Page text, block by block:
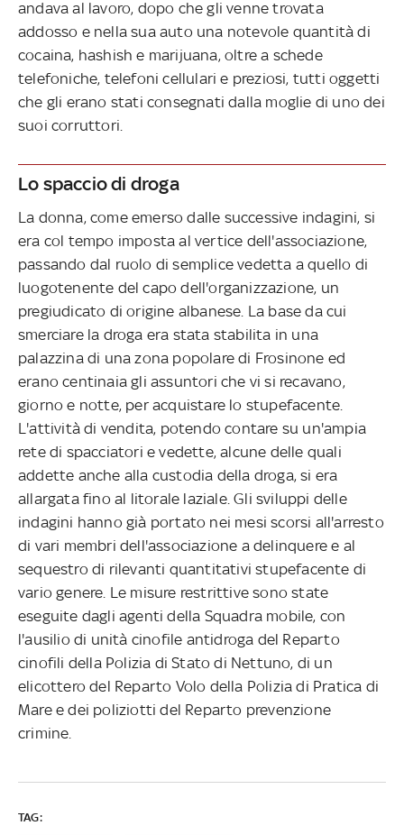
andava al lavoro, dopo che gli venne trovata
addosso e nella sua auto una notevole quantità di
cocaina, hashish e marijuana, oltre a schede
telefoniche, telefoni cellulari e preziosi, tutti oggetti
che gli erano stati consegnati dalla moglie di uno dei
suoi corruttori.
Lo spaccio di droga
La donna, come emerso dalle successive indagini, si
era col tempo imposta al vertice dell'associazione,
passando dal ruolo di semplice vedetta a quello di
luogotenente del capo dell'organizzazione, un
pregiudicato di origine albanese. La base da cui
smerciare la droga era stata stabilita in una
palazzina di una zona popolare di Frosinone ed
erano centinaia gli assuntori che vi si recavano,
giorno e notte, per acquistare lo stupefacente.
L'attività di vendita, potendo contare su un'ampia
rete di spacciatori e vedette, alcune delle quali
addette anche alla custodia della droga, si era
allargata fino al litorale laziale. Gli sviluppi delle
indagini hanno già portato nei mesi scorsi all'arresto
di vari membri dell'associazione a delinquere e al
sequestro di rilevanti quantitativi stupefacente di
vario genere. Le misure restrittive sono state
eseguite dagli agenti della Squadra mobile, con
l'ausilio di unità cinofile antidroga del Reparto
cinofili della Polizia di Stato di Nettuno, di un
elicottero del Reparto Volo della Polizia di Pratica di
Mare e dei poliziotti del Reparto prevenzione
crimine.
TAG: